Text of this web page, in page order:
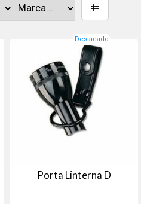
Destacado
Porta Linterna D